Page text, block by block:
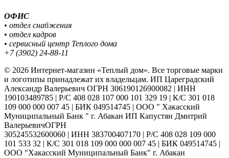
ОФИС
• отдел снабжения
• отдел кадров
• сервисный центр Теплого дома
+7 (3902) 24-88-11
© 2026 Интернет-магазин «Теплый дом». Все торговые марки
и логотипы принадлежат их владельцам. ИП Цареградский
Александр Валерьевич ОГРН 306190126900082 | ИНН
190103489785 | Р/С 408 028 107 000 101 329 19 | К/С 301 018
109 000 000 007 45 | БИК 049514745 | ООО " Хакасский
Муниципальный Банк " г. Абакан ИП Капустян Дмитрий
ВалерьевичОГРН
305245532600060 | ИНН 383700407170 | Р/С 408 028 109 000
101 533 32 | К/С 301 018 109 000 000 007 45 | БИК 049514745 |
ООО "Хакасский Муниципальный Банк" г. Абакан